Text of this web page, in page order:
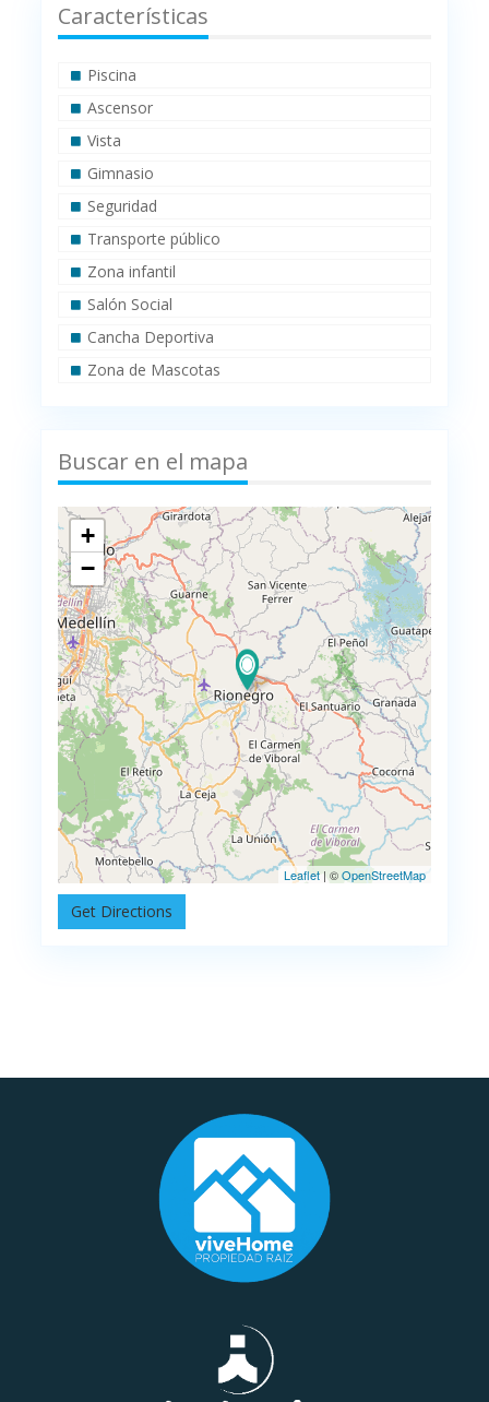
Características
Piscina
Ascensor
Vista
Gimnasio
Seguridad
Transporte público
Zona infantil
Salón Social
Cancha Deportiva
Zona de Mascotas
Buscar en el mapa
+
−
Leaflet| ©OpenStreetMap
Get Directions